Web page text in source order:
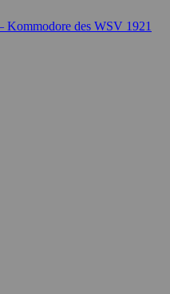
Kommodore des WSV 1921